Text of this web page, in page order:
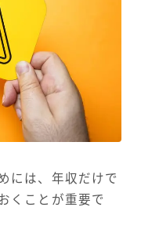
には、年収だけで
くことが重要で